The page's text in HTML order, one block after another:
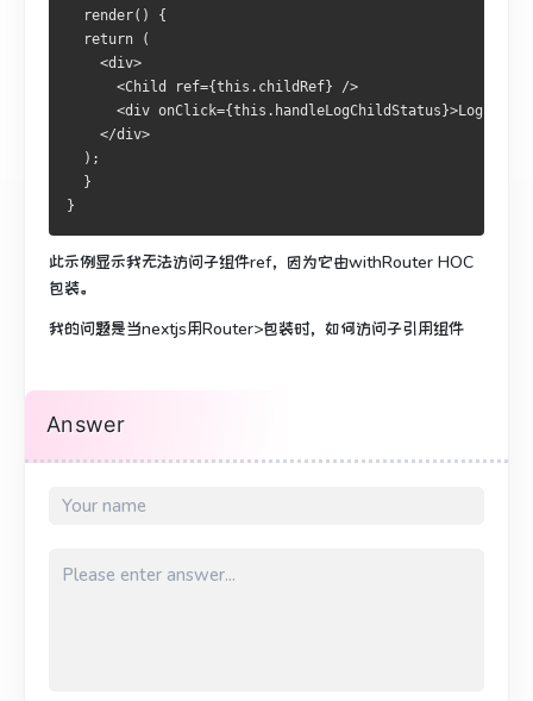
  render() {
  return (
    <div>
      <Child ref={this.childRef} />
<div onClick={this.handleLogChildStatus}>Log
    </div>
  );
  }
}
此示例显示我无法访问子组件ref，因为它由withRouter HOC
包装。
我的问题是当nextjs用Router>包装时，如何访问子引用组件
Answer